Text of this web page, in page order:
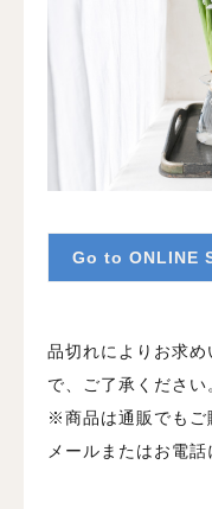
Go to ONLINE
品切れによりお求
で、ご了承ください
※商品は通販でもご
メールまたはお電